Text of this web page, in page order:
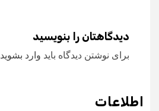
دیدگاهتان را بنویسید
برای نوشتن دیدگاه باید وارد بشوید
اطلاعات